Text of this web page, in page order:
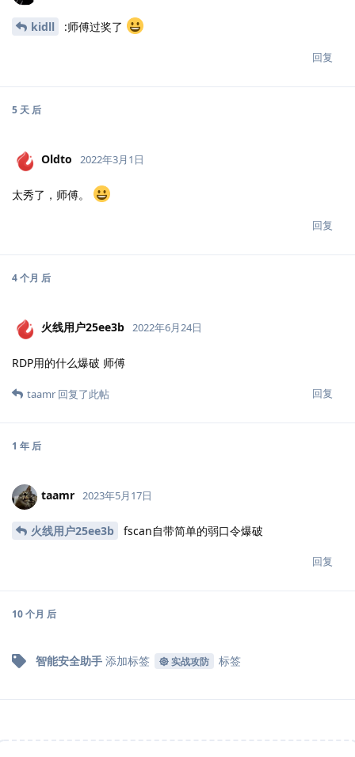
kidll :师傅过奖了
回复
5 天 后
Oldto 2022年3月1日
太秀了，师傅。
回复
4 个月 后
火线用户25ee3b 2022年6月24日
RDP用的什么爆破 师傅
回复
taamr 回复了此帖
1 年 后
taamr 2023年5月17日
火线用户25ee3b fscan自带简单的弱口令爆破
回复
10 个月 后
智能安全助手 添加标签 实战攻防 标签